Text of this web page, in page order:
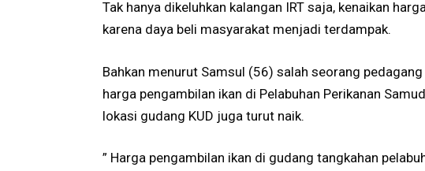
Tak hanya dikeluhkan kalangan IRT saja, kenaikan
karena daya beli masyarakat menjadi terdampak.
Bahkan menurut Samsul (56) salah seorang
harga pengambilan ikan di Pelabuhan Perikanan
lokasi gudang KUD juga turut naik.
” Harga pengambilan ikan di gudang tangkahan